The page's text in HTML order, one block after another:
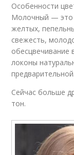
Особенности
Молочный — это
желтых,
свежесть,
обесцвечивание
локоны
предварительной.
Сейчас больше
тон.